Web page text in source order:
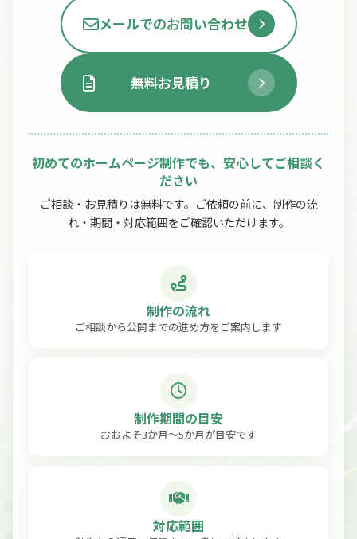
メールでのお問い合わせ
無料お見積り
初めてのホームページ制作でも、安心してご相談く
ださい
ご相談・お見積りは無料です。ご依頼の前に、制作の流
れ・期間・対応範囲をご確認いただけます。
制作の流れ
ご相談から公開までの進め方をご案内します
制作期間の目安
おおよそ3か月〜5か月が目安です
対応範囲